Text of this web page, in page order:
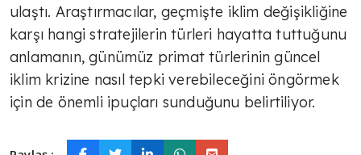
ulaştı. Araştırmacılar, geçmişte iklim değişikliğine
karşı hangi stratejilerin türleri hayatta tuttuğunu
anlamanın, günümüz primat türlerinin güncel
iklim krizine nasıl tepki verebileceğini öngörmek
için de önemli ipuçları sunduğunu belirtiliyor.